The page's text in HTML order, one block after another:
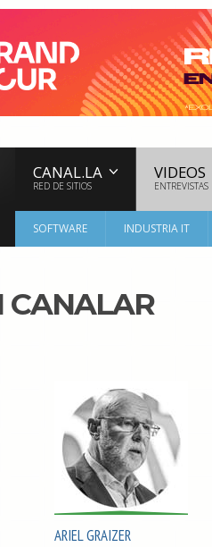
CANAL.LA
RED DE SITIOS
VIDEOS
ENTREVISTAS
SOFTWARE INDUSTRIA IT
CANALAR
ARIEL GRAIZER